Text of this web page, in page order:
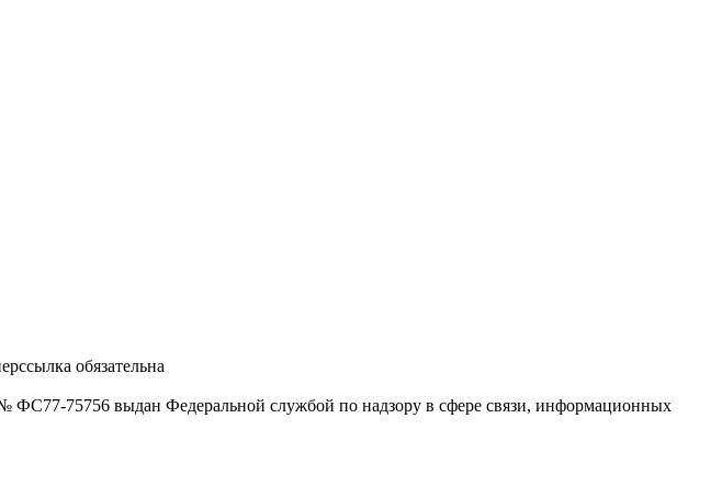
обязательна
75756 выдан Федеральной службой по надзору в сфере связи, информационных